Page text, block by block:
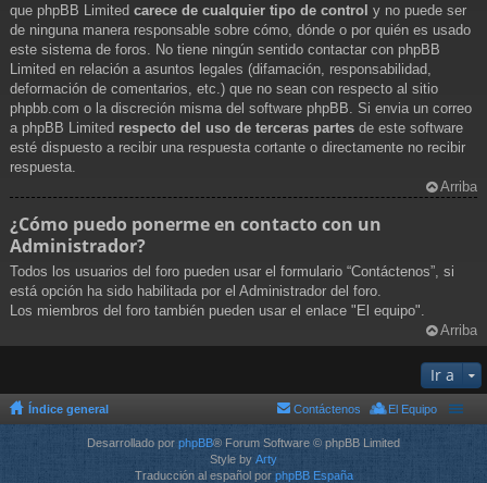
que phpBB Limited carece de cualquier tipo de control y no puede ser
de ninguna manera responsable sobre cómo, dónde o por quién es usado
este sistema de foros. No tiene ningún sentido contactar con phpBB
Limited en relación a asuntos legales (difamación, responsabilidad,
deformación de comentarios, etc.) que no sean con respecto al sitio
phpbb.com o la discreción misma del software phpBB. Si envia un correo
a phpBB Limited respecto del uso de terceras partes de este software
esté dispuesto a recibir una respuesta cortante o directamente no recibir
respuesta.
Arriba
¿Cómo puedo ponerme en contacto con un
Administrador?
Todos los usuarios del foro pueden usar el formulario “Contáctenos”, si
está opción ha sido habilitada por el Administrador del foro.
Los miembros del foro también pueden usar el enlace "El equipo".
Arriba
Ir a
Índice general El Equipo
Contáctenos
Desarrollado por phpBB® Forum Software © phpBB Limited
Style by Arty
Traducción al español por phpBB España